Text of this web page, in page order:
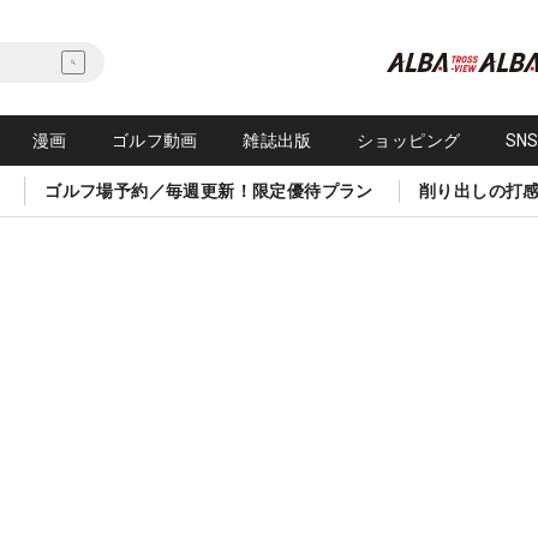
漫画 ゴルフ動画 雑誌出版 ショッピング
ゴルフ場予約／毎週更新！限定優待プラン 削り出しの打